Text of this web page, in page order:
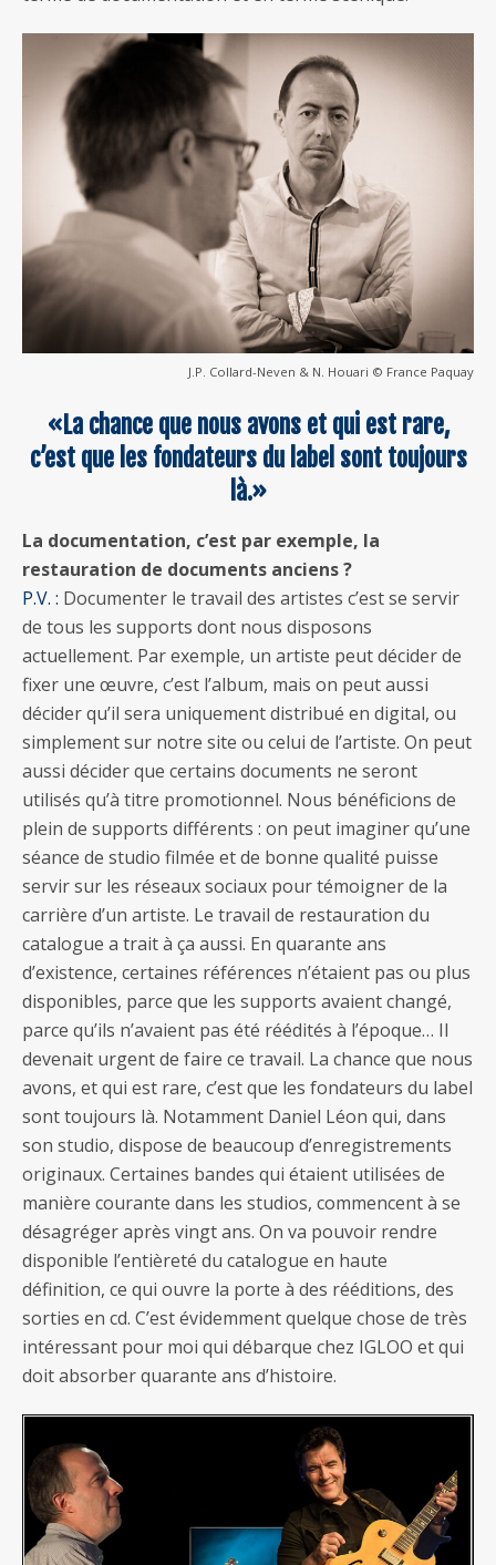
J.P. Collard-Neven & N. Houari © France Paquay
«La chance que nous avons et qui est rare,
c’est que les fondateurs du label sont toujours
là.»
La documentation, c’est par exemple, la
restauration de documents anciens ?
P.V. : Documenter le travail des artistes c’est se servir
de tous les supports dont nous disposons
actuellement. Par exemple, un artiste peut décider de
fixer une œuvre, c’est l’album, mais on peut aussi
décider qu’il sera uniquement distribué en digital, ou
simplement sur notre site ou celui de l’artiste. On peut
aussi décider que certains documents ne seront
utilisés qu’à titre promotionnel. Nous bénéficions de
plein de supports différents : on peut imaginer qu’une
séance de studio filmée et de bonne qualité puisse
servir sur les réseaux sociaux pour témoigner de la
carrière d’un artiste. Le travail de restauration du
catalogue a trait à ça aussi. En quarante ans
d’existence, certaines références n’étaient pas ou plus
disponibles, parce que les supports avaient changé,
parce qu’ils n’avaient pas été réédités à l’époque… Il
devenait urgent de faire ce travail. La chance que nous
avons, et qui est rare, c’est que les fondateurs du label
sont toujours là. Notamment Daniel Léon qui, dans
son studio, dispose de beaucoup d’enregistrements
originaux. Certaines bandes qui étaient utilisées de
manière courante dans les studios, commencent à se
désagréger après vingt ans. On va pouvoir rendre
disponible l’entièreté du catalogue en haute
définition, ce qui ouvre la porte à des rééditions, des
sorties en cd. C’est évidemment quelque chose de très
intéressant pour moi qui débarque chez IGLOO et qui
doit absorber quarante ans d’histoire.